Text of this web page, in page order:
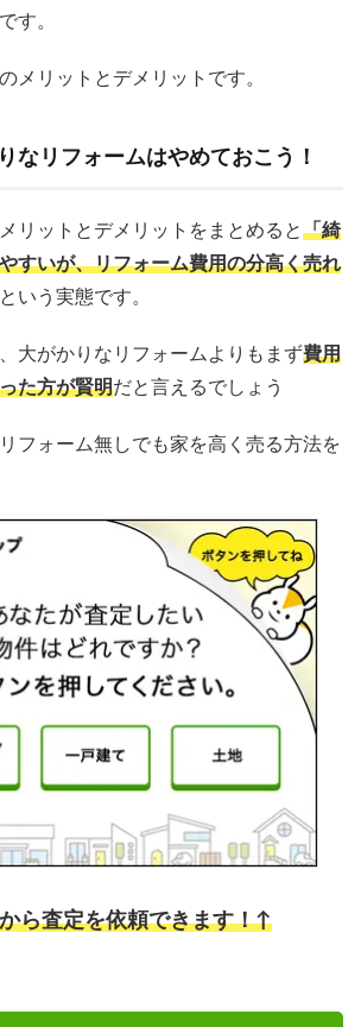
す。
メリットとデメリットです。
なリフォームはやめておこう！
リットとデメリットをまとめると「綺
すいが、リフォーム費用の分高く売れ
という実態です。
大がかりなリフォームよりもまず費用
た方が賢明だと言えるでしょう
フォーム無しでも家を高く売る方法を
ら査定を依頼できます！↑